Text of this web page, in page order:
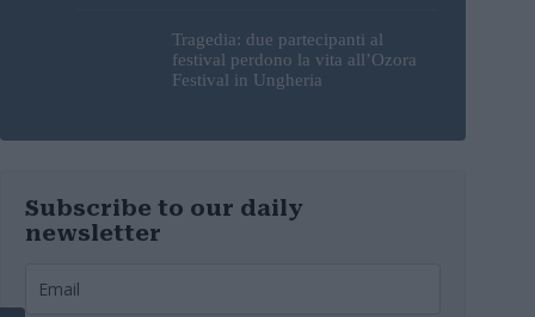
Tragedia: due partecipanti al
festival perdono la vita all’Ozora
Festival in Ungheria
Subscribe to our daily
newsletter